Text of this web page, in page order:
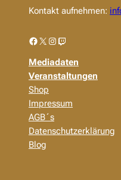
Kontakt aufnehmen:
Facebook X Instagram Twitch
Mediadaten
Veranstaltungen
Shop
Impressum
AGB´s
Datenschutzerklärung
Blog